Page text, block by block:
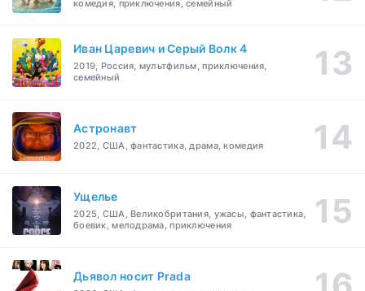
комедия, приключения, семейный
Иван Царевич и Серый Волк 4
2019, Россия, мультфильм, приключения,
семейный
Астронавт
2022, США, фантастика, драма, комедия
Ущелье
2025, США, Великобритания, ужасы, фантастика,
боевик, мелодрама, приключения
Дьявол носит Prada